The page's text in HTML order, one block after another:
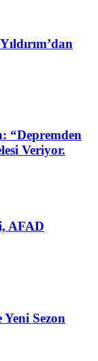
“Depremden
Veriyor.
AFAD
Yeni Sezon